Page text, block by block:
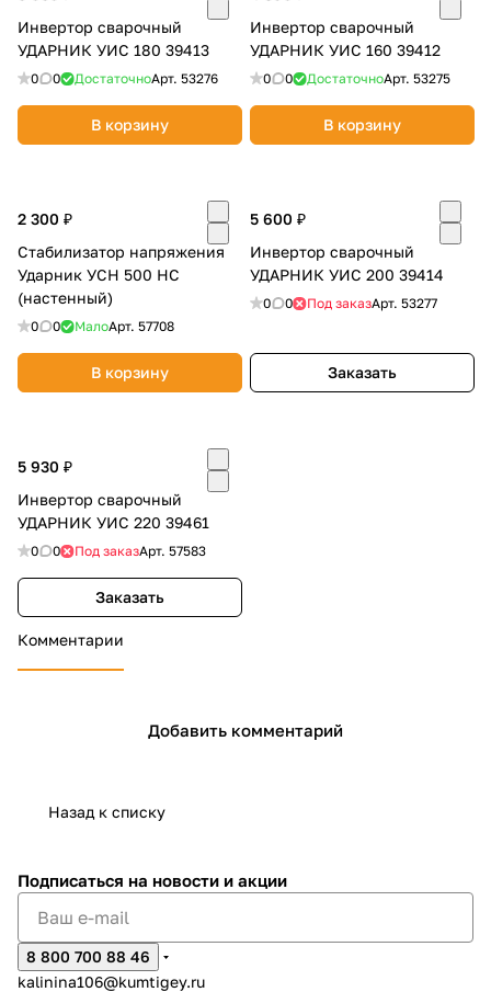
Инвертор сварочный
УДАРНИК УИС 180 39413
0 0 ДостаточноАрт. 53276
В корзину
Инвертор сварочный
УДАРНИК УИС 160 39412
0 0 ДостаточноАрт. 53275
В корзину
2 300 ₽
Стабилизатор напряжения
Ударник УСН 500 НС
(настенный)
0 0 МалоАрт. 57708
В корзину
5 600 ₽
Инвертор сварочный
УДАРНИК УИС 200 39414
0 0 Под заказАрт. 53277
Заказать
5 930 ₽
Инвертор сварочный
УДАРНИК УИС 220 39461
0 0 Под заказАрт. 57583
Заказать
Комментарии
Добавить комментарий
Назад к списку
Подписаться на новости и акции
8 800 700 88 46
kalinina106@kumtigey.ru